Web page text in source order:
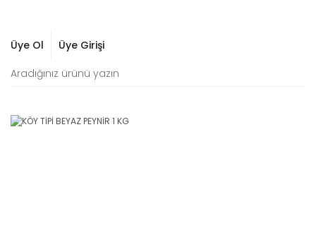
Üye Ol Üye Girişi